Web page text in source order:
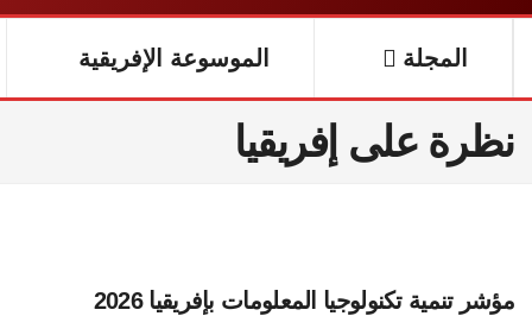
المجلة الموسوعة الإفريقية
نظرة على إفريقيا
مؤشر تنمية تكنولوجيا المعلومات بإفريقيا 2026